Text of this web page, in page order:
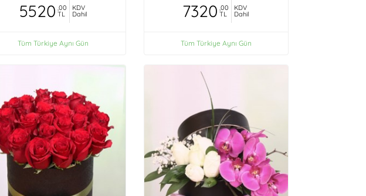
5520 ,00
TL
KDV
Dahil
Tüm Türkiye Aynı Gün
7320 ,00
TL
KDV
Dahil
Tüm Türkiye Aynı Gün